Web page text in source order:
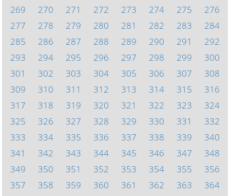
269
270 271 272 273 274 275
276
277
278 279 280 281 282 283
284
285
286 287 288 289 290 291
292
293
294 295 296 297 298 299
300
301
302 303 304 305 306 307
308
309
310 311 312 313 314 315
316
317
318 319 320 321 322 323
324
325
326 327 328 329 330 331
332
333
334 335 336 337 338 339
340
341
342 343 344 345 346 347
348
349
350 351 352 353 354 355
356
357
358 359 360 361 362 363
364